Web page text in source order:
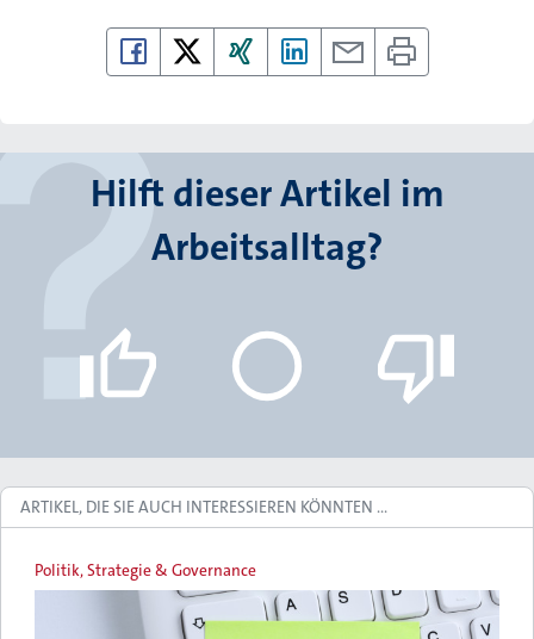
Hilft dieser Artikel im
Arbeitsalltag?
ARTIKEL, DIE SIE AUCH INTERESSIEREN KÖNNTEN …
Politik, Strategie & Governance